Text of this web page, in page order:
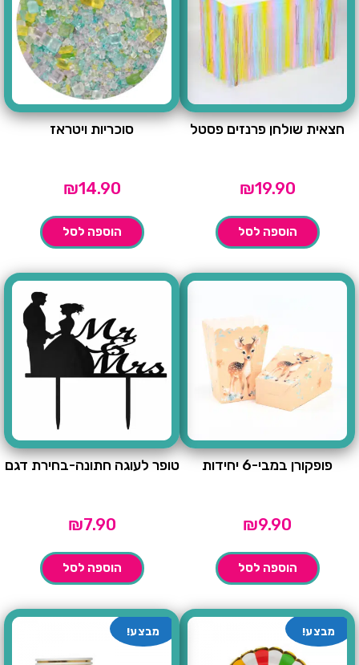
חצאית שולחן פרנזים פסטל
₪19.90
הוספה לסל
סוכריות ויטראז
₪14.90
הוספה לסל
פופקורן במבי-6 יחידות
₪9.90
הוספה לסל
טופר לעוגה חתונה-בחירת דגם
₪7.90
הוספה לסל
מבצע! מבצע!